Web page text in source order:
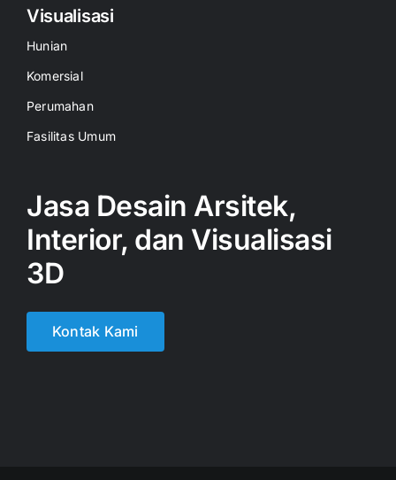
Visualisasi
Hunian
Komersial
Perumahan
Fasilitas Umum
Jasa Desain Arsitek,
Interior, dan Visualisasi
3D
Kontak Kami